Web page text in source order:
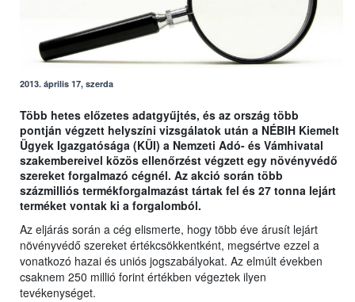
2013. április 17, szerda
Több hetes előzetes adatgyűjtés, és az ország több
pontján végzett helyszíni vizsgálatok után a NÉBIH Kiemelt
Ügyek Igazgatósága (KÜI) a Nemzeti Adó- és Vámhivatal
szakembereivel közös ellenőrzést végzett egy növényvédő
szereket forgalmazó cégnél. Az akció során több
százmilliós termékforgalmazást tártak fel és 27 tonna lejárt
terméket vontak ki a forgalomból.
Az eljárás során a cég elismerte, hogy több éve árusít lejárt
növényvédő szereket értékcsökkentként, megsértve ezzel a
vonatkozó hazai és uniós jogszabályokat. Az elmúlt években
csaknem 250 millió forint értékben végeztek ilyen
tevékenységet.